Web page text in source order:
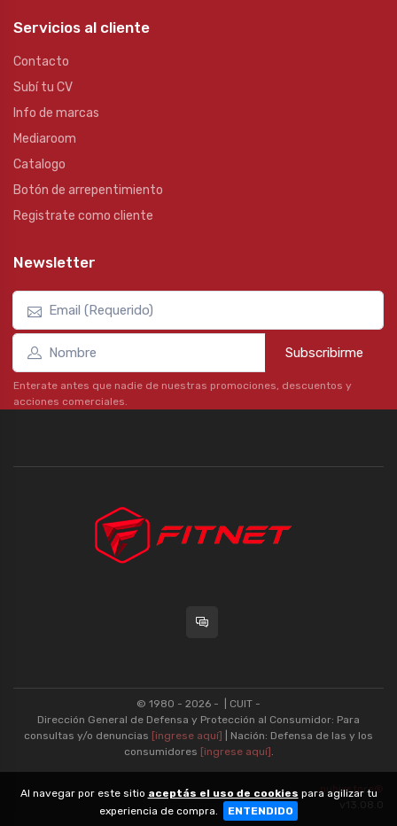
Servicios al cliente
Contacto
Subí tu CV
Info de marcas
Mediaroom
Catalogo
Botón de arrepentimiento
Registrate como cliente
Newsletter
Subscribirme
Enterate antes que nadie de nuestras promociones, descuentos y
acciones comerciales.
© 1980 - 2026 -
| CUIT -
Dirección General de Defensa y Protección al Consumidor: Para
consultas y/o denuncias [ingrese aquí]
| Nación: Defensa de las y los
consumidores [ingrese aquí] .
nubixstore®
Al navegar por este sitio aceptás el uso de cookies para agilizar tu
experiencia de compra.
ENTENDIDO